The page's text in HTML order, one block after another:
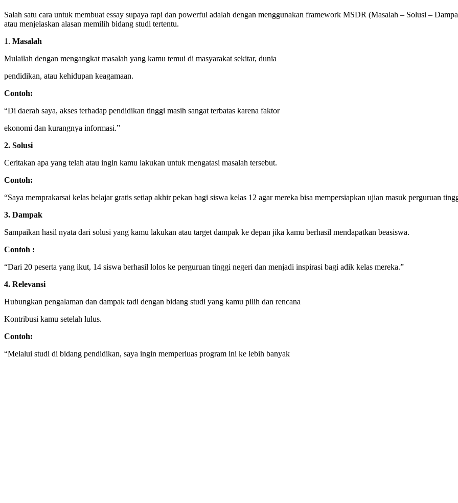
Salah satu cara untuk membuat essay supaya rapi dan powerful adalah dengan menggunakan framework MSDR (Masalah – Solusi –
atau menjelaskan alasan memilih bidang studi tertentu.
1. Masalah
Mulailah dengan mengangkat masalah yang kamu temui di masyarakat sekitar, dunia
pendidikan, atau kehidupan keagamaan.
Contoh:
“Di daerah saya, akses terhadap pendidikan tinggi masih sangat terbatas karena faktor
ekonomi dan kurangnya informasi.”
2. Solusi
Ceritakan apa yang telah atau ingin kamu lakukan untuk mengatasi masalah tersebut.
Contoh:
“Saya memprakarsai kelas belajar gratis setiap akhir pekan bagi siswa kelas 12 agar mereka bisa mempersiapkan ujian masuk perguruan
3. Dampak
Sampaikan hasil nyata dari solusi yang kamu lakukan atau target dampak ke depan jika kamu berhasil mendapatkan beasiswa.
Contoh :
“Dari 20 peserta yang ikut, 14 siswa berhasil lolos ke perguruan tinggi negeri dan menjadi inspirasi bagi adik kelas mereka.”
4. Relevansi
Hubungkan pengalaman dan dampak tadi dengan bidang studi yang kamu pilih dan rencana
Kontribusi kamu setelah lulus.
Contoh:
“Melalui studi di bidang pendidikan, saya ingin memperluas program ini ke lebih banyak